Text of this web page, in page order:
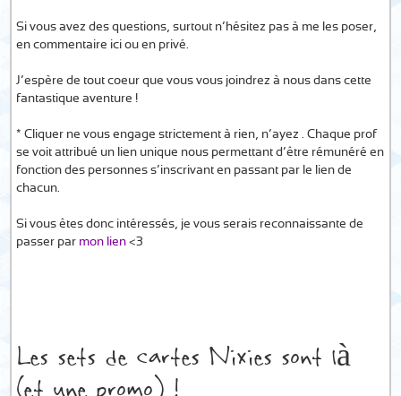
Si vous avez des questions, surtout n’hésitez pas à me les poser,
en commentaire ici ou en privé.
J’espère de tout coeur que vous vous joindrez à nous dans cette
fantastique aventure !
* Cliquer ne vous engage strictement à rien, n’ayez . Chaque prof
se voit attribué un lien unique nous permettant d’être rémunéré en
fonction des personnes s’inscrivant en passant par le lien de
chacun.
Si vous êtes donc intéressés, je vous serais reconnaissante de
passer par mon lien <3
Les sets de cartes Nixies sont là